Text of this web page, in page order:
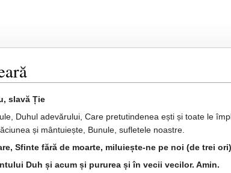
slavă Ție
Duhul adevărului, Care pretutindenea ești și toate le
și mântuiește, Bunule, sufletele noastre.
Sfinte fără de moarte, miluiește-ne pe noi (de trei
Duh și acum și pururea și în vecii vecilor. Amin.